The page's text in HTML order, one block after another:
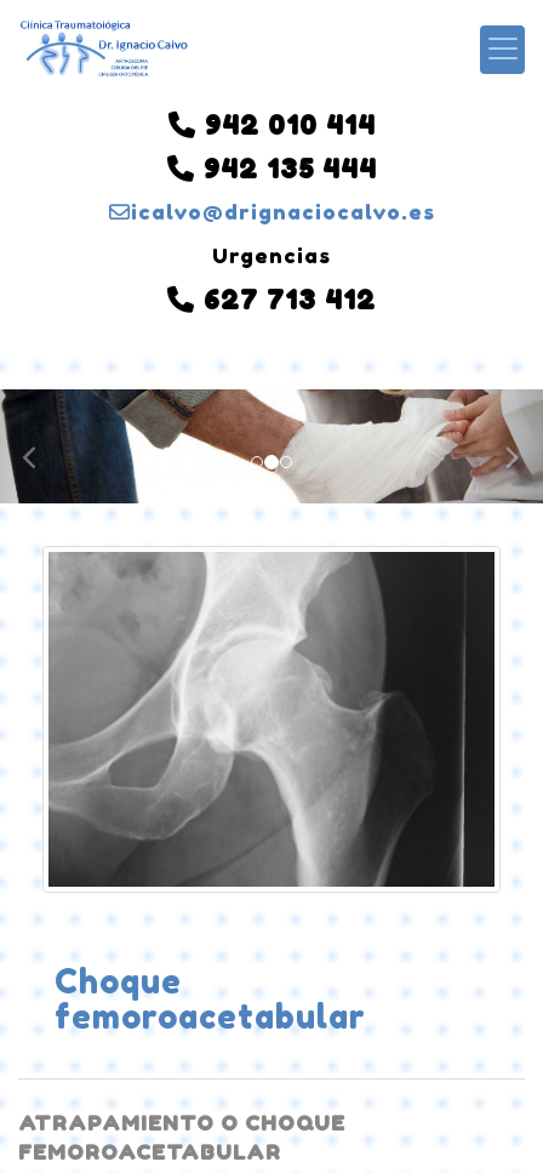
942 010 414
942 135 444
icalvo
drignaciocalvo.es
Urgencias
627 713 412
prev
Choque
femoroacetabular
ATRAPAMIENTO O CHOQUE
FEMOROACETABULAR